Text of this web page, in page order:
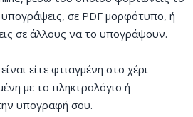
σε PDF μορφότυπο, ή
σε άλλους να το υπογράψουν.
είτε φτιαγμένη στο χέρι
με το πληκτρολόγιο ή
υπογραφή σου.